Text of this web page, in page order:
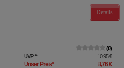
Details
0
UVP** 10,95 €
Unser Preis* 8,76 €